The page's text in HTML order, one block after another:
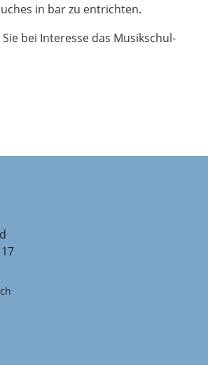
in bar zu entrichten.
bei Interesse das Musikschul-